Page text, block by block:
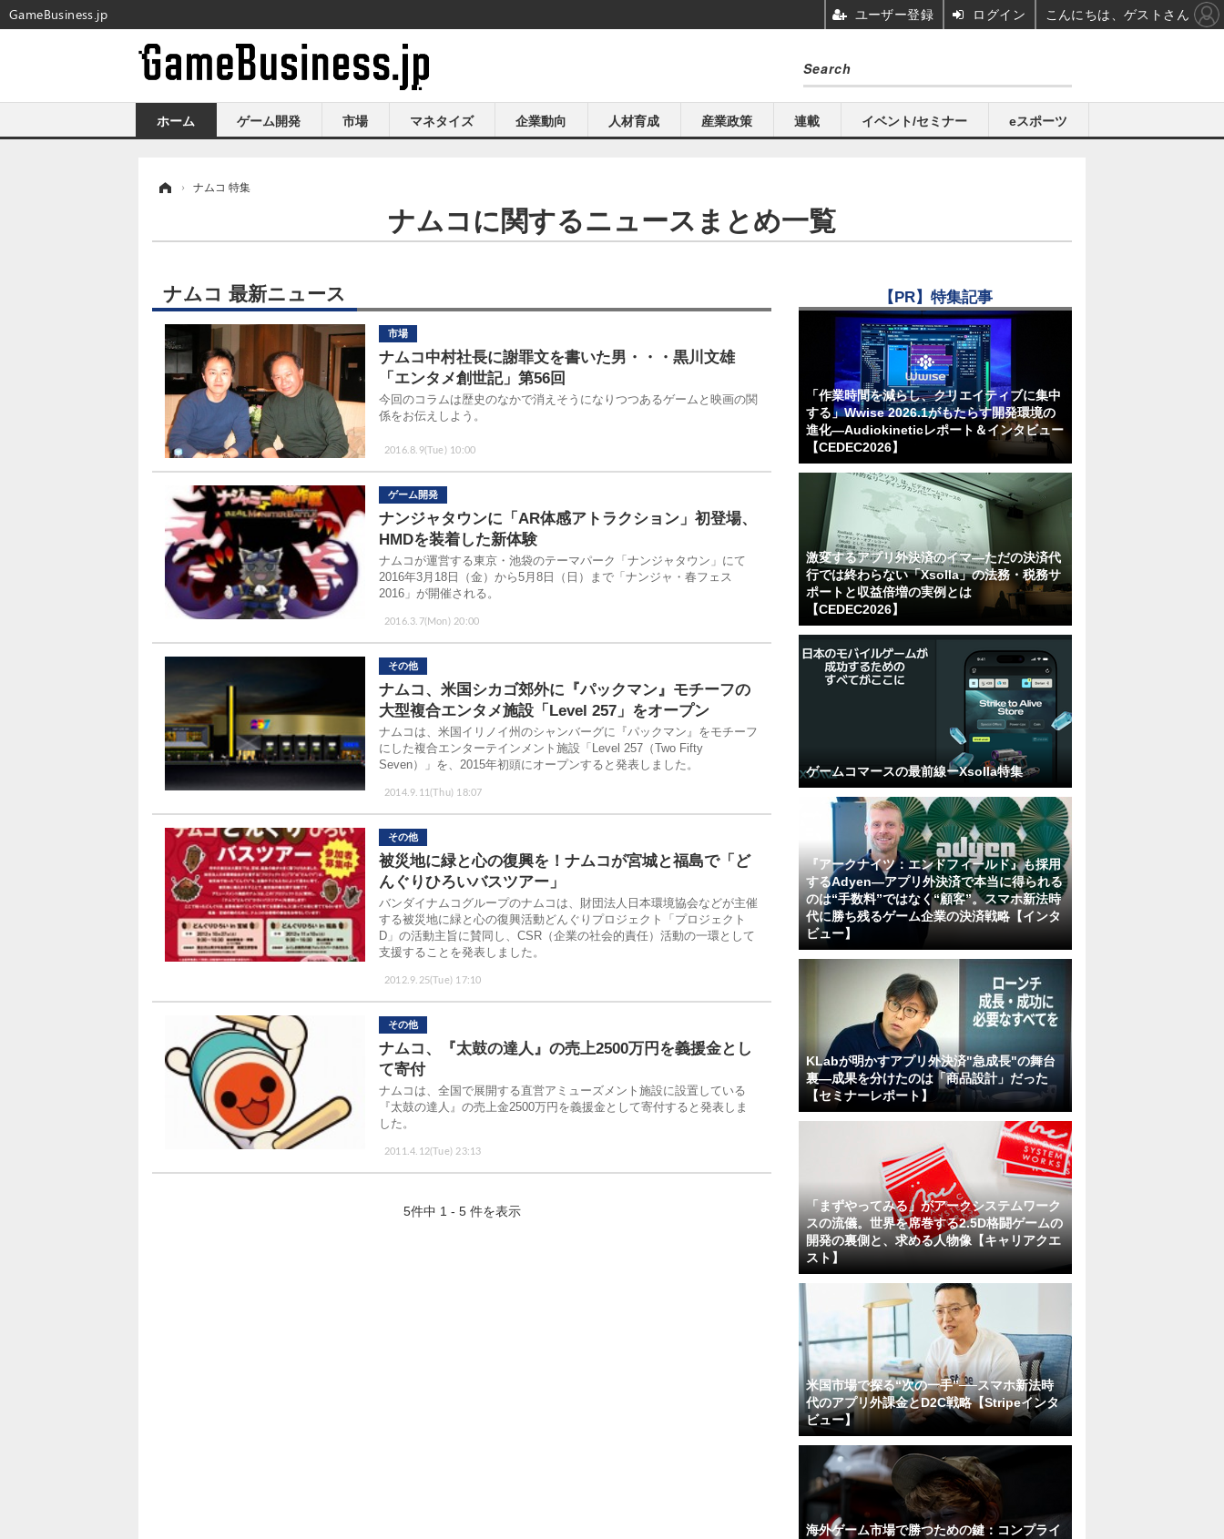
ホーム ゲーム開発 市場 マネタイズ 企業動向 人材育成 産業政策 連載 イベント/セミナー eスポーツ
› ナムコ 特集
ナムコに関するニュースまとめ一覧
ナムコ 最新ニュース
市場
2016.8.9(Tue) 10:00
ナムコ中村社長に謝罪文を書いた男・・・黒川文雄
「エンタメ創世記」第56回
今回のコラムは歴史のなかで消えそうになりつつあるゲームと映画の関
係をお伝えしよう。
ゲーム開発
2016.3.7(Mon) 20:00
ナンジャタウンに「AR体感アトラクション」初登場、
HMDを装着した新体験
ナムコが運営する東京・池袋のテーマパーク「ナンジャタウン」にて
2016年3月18日（金）から5月8日（日）まで「ナンジャ・春フェス
2016」が開催される。
その他
2014.9.11(Thu) 18:07
ナムコ、米国シカゴ郊外に『パックマン』モチーフの
大型複合エンタメ施設「Level 257」をオープン
ナムコは、米国イリノイ州のシャンバーグに『パックマン』をモチーフ
にした複合エンターテインメント施設「Level 257（Two Fifty
Seven）」を、2015年初頭にオープンすると発表しました。
その他
2012.9.25(Tue) 17:10
被災地に緑と心の復興を！ナムコが宮城と福島で「ど
んぐりひろいバスツアー」
バンダイナムコグループのナムコは、財団法人日本環境協会などが主催
する被災地に緑と心の復興活動どんぐりプロジェクト「プロジェクト
D」の活動主旨に賛同し、CSR（企業の社会的責任）活動の一環として
支援することを発表しました。
その他
2011.4.12(Tue) 23:13
ナムコ、『太鼓の達人』の売上2500万円を義援金とし
て寄付
ナムコは、全国で展開する直営アミューズメント施設に設置している
『太鼓の達人』の売上金2500万円を義援金として寄付すると発表しま
した。
5件中 1 - 5 件を表示
【PR】特集記事
「作業時間を減らし、クリエイティブに集中
する」Wwise 2026.1がもたらす開発環境の
進化―Audiokineticレポート＆インタビュー
【CEDEC2026】
激変するアプリ外決済のイマ―ただの決済代
行では終わらない「Xsolla」の法務・税務サ
ポートと収益倍増の実例とは
【CEDEC2026】
ゲームコマースの最前線ーXsolla特集
『アークナイツ：エンドフィールド』も採用
するAdyen―アプリ外決済で本当に得られる
のは“手数料”ではなく“顧客”。スマホ新法時
代に勝ち残るゲーム企業の決済戦略【インタ
ビュー】
KLabが明かすアプリ外決済"急成長"の舞台
裏―成果を分けたのは「商品設計」だった
【セミナーレポート】
「まずやってみる」がアークシステムワーク
スの流儀。世界を席巻する2.5D格闘ゲームの
開発の裏側と、求める人物像【キャリアクエ
スト】
米国市場で探る“次の一手”──スマホ新法時
代のアプリ外課金とD2C戦略【Stripeインタ
ビュー】
海外ゲーム市場で勝つための鍵：コンプライ
GameBusiness.jp ユーザー登録 ログイン こんにちは、ゲストさん